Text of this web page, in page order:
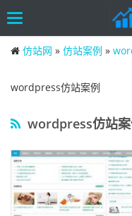
to
content
Toggle
仿站网 » 仿站案例 »
wordpress仿站案例
wordpress仿站案